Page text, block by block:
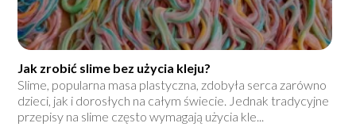
Jak zrobić slime bez użycia kleju?
Slime, popularna masa plastyczna, zdobyła serca zarówno
dzieci, jak i dorosłych na całym świecie. Jednak tradycyjne
przepisy na slime często wymagają użycia kle...